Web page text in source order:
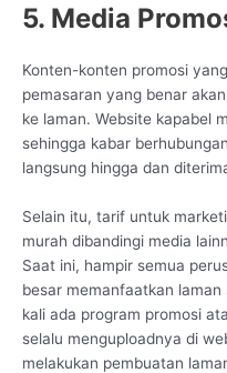
5. Media
Konten-konten promosi
pemasaran yang benar
ke laman. Website kapabel
sehingga kabar
langsung hingga dan
Selain itu, tarif untuk
murah dibandingi media
Saat ini, hampir semua
besar memanfaatkan
kali ada program promosi
selalu menguploadnya di
melakukan pembuatan